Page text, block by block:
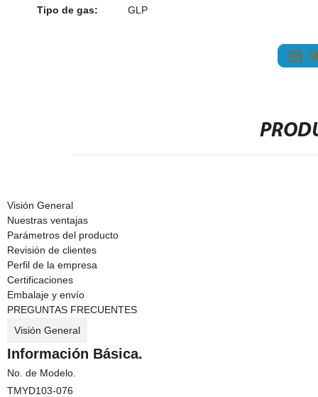
Tipo de gas:
GLP
Visión General
Nuestras ventajas
Parámetros del producto
Revisión de clientes
Perfil de la empresa
Certificaciones
Embalaje y envío
PREGUNTAS FRECUENTES
Visión General
Información Básica.
No. de Modelo.
TMYD103-076